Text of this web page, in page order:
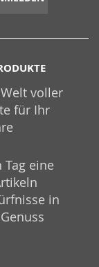
voller
für Ihr
eine
in